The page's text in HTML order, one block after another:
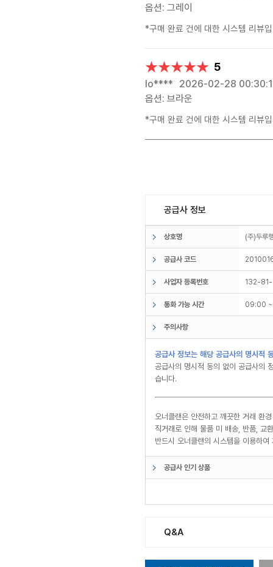
옵션: 그레이
*구매 완료 건에 대한 시스템 리뷰
★★★★★
★★★★★ 5
lo**** 2026-02-28
옵션: 브라운
*구매 완료 건에 대한 시스템 리뷰
공급사 정보
상호명 (주)두
공급사 코드
사업자 등록번호 132-
통화 가능 시간 09:00
주의사항
공급사 정보는 해당 공급사의 명시적
공급사의 명시적 동의 없이 공급사의
습니다.
오너클랜은 안전하고 깨끗한 거래 환
직거래로 인해 물품 미 배송, 반품, 교
반드시 오너클랜의 시스템을 이용하
공급사 인기 상품
Q&A